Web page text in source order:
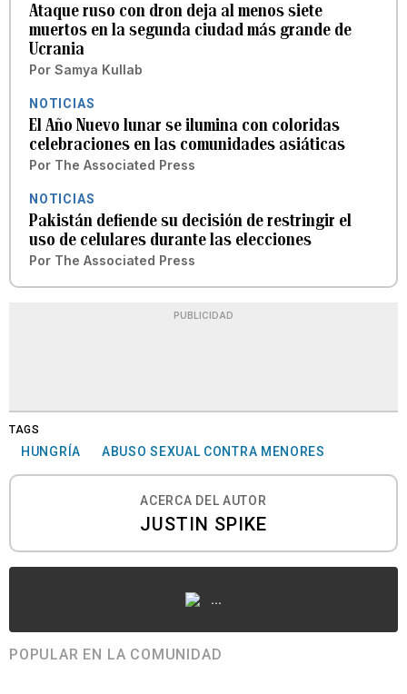
Ataque ruso con dron deja al menos siete
muertos en la segunda ciudad más grande de
Ucrania
Por Samya Kullab
NOTICIAS
El Año Nuevo lunar se ilumina con coloridas
celebraciones en las comunidades asiáticas
Por The Associated Press
NOTICIAS
Pakistán defiende su decisión de restringir el
uso de celulares durante las elecciones
Por The Associated Press
PUBLICIDAD
TAGS
HUNGRÍA ABUSO SEXUAL CONTRA MENORES
ACERCA DEL AUTOR
JUSTIN SPIKE
...
POPULAR EN LA COMUNIDAD